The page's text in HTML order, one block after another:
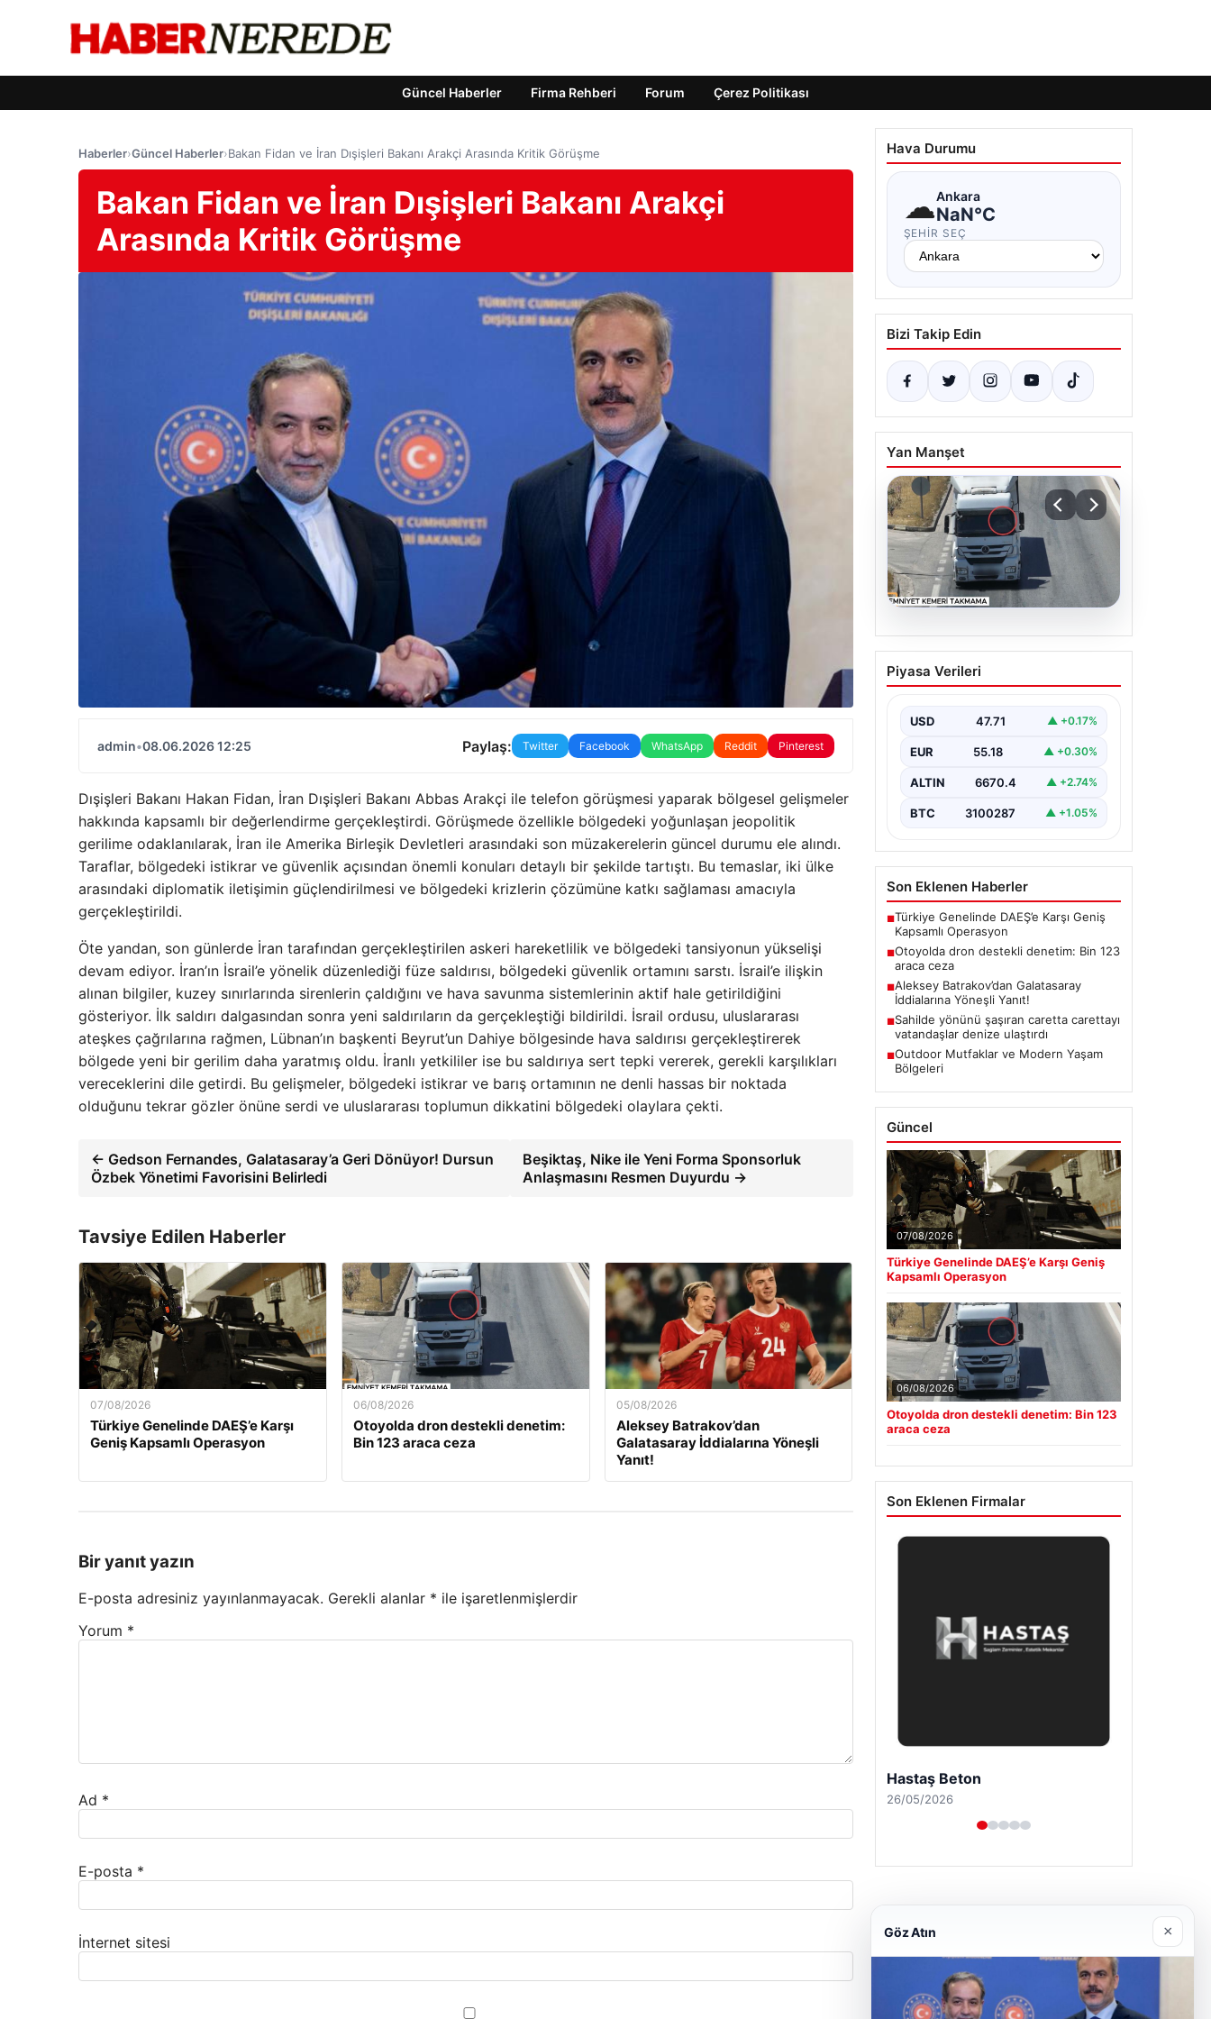
Güncel Haberler Firma Rehberi Forum Çerez Politikası
Haberler›Güncel Haberler›Bakan Fidan ve İran Dışişleri Bakanı Arakçi Arasında Kritik Görüşme
Bakan Fidan ve İran Dışişleri Bakanı Arakçi
Arasında Kritik Görüşme
admin•08.06.2026 12:25 Paylaş: Twitter Facebook WhatsApp Reddit Pinterest
Dışişleri Bakanı Hakan Fidan, İran Dışişleri Bakanı Abbas Arakçi ile telefon görüşmesi yaparak bölgesel gelişmeler
hakkında kapsamlı bir değerlendirme gerçekleştirdi. Görüşmede özellikle bölgedeki yoğunlaşan jeopolitik
gerilime odaklanılarak, İran ile Amerika Birleşik Devletleri arasındaki son müzakerelerin güncel durumu ele alındı.
Taraflar, bölgedeki istikrar ve güvenlik açısından önemli konuları detaylı bir şekilde tartıştı. Bu temaslar, iki ülke
arasındaki diplomatik iletişimin güçlendirilmesi ve bölgedeki krizlerin çözümüne katkı sağlaması amacıyla
gerçekleştirildi.
Öte yandan, son günlerde İran tarafından gerçekleştirilen askeri hareketlilik ve bölgedeki tansiyonun yükselişi
devam ediyor. İran’ın İsrail’e yönelik düzenlediği füze saldırısı, bölgedeki güvenlik ortamını sarstı. İsrail’e ilişkin
alınan bilgiler, kuzey sınırlarında sirenlerin çaldığını ve hava savunma sistemlerinin aktif hale getirildiğini
gösteriyor. İlk saldırı dalgasından sonra yeni saldırıların da gerçekleştiği bildirildi. İsrail ordusu, uluslararası
ateşkes çağrılarına rağmen, Lübnan’ın başkenti Beyrut’un Dahiye bölgesinde hava saldırısı gerçekleştirerek
bölgede yeni bir gerilim daha yaratmış oldu. İranlı yetkililer ise bu saldırıya sert tepki vererek, gerekli karşılıkları
vereceklerini dile getirdi. Bu gelişmeler, bölgedeki istikrar ve barış ortamının ne denli hassas bir noktada
olduğunu tekrar gözler önüne serdi ve uluslararası toplumun dikkatini bölgedeki olaylara çekti.
← Gedson Fernandes, Galatasaray’a Geri Dönüyor! Dursun
Özbek Yönetimi Favorisini Belirledi
Beşiktaş, Nike ile Yeni Forma Sponsorluk
Anlaşmasını Resmen Duyurdu →
Tavsiye Edilen Haberler
07/08/2026
Türkiye Genelinde DAEŞ’e Karşı
Geniş Kapsamlı Operasyon
06/08/2026
Otoyolda dron destekli denetim:
Bin 123 araca ceza
05/08/2026
Aleksey Batrakov’dan
Galatasaray İddialarına Yöneşli
Yanıt!
Bir yanıt yazın
E-posta adresiniz yayınlanmayacak. Gerekli alanlar * ile işaretlenmişlerdir
Yorum *
Ad *
E-posta *
İnternet sitesi
Hava Durumu
☁Ankara
NaN°C
ŞEHIR SEÇ
Bizi Takip Edin
Yan Manşet
Otoyolda dron destekli
denetim: Bin 123 araca
Piyasa Verileri
USD 47.71 ▲ +0.17%
EUR 55.18 ▲ +0.30%
ALTIN 6670.4 ▲ +2.74%
BTC 3100287 ▲ +1.05%
Son Eklenen Haberler
■Türkiye Genelinde DAEŞ’e Karşı Geniş
Kapsamlı Operasyon
■Otoyolda dron destekli denetim: Bin 123
araca ceza
■Aleksey Batrakov’dan Galatasaray
İddialarına Yöneşli Yanıt!
■Sahilde yönünü şaşıran caretta carettayı
vatandaşlar denize ulaştırdı
■Outdoor Mutfaklar ve Modern Yaşam
Bölgeleri
Güncel
07/08/2026
Türkiye Genelinde DAEŞ’e Karşı Geniş
Kapsamlı Operasyon
06/08/2026
Otoyolda dron destekli denetim: Bin 123
araca ceza
Son Eklenen Firmalar
Prenses Night Club
29/04/2026
Göz Atın ×